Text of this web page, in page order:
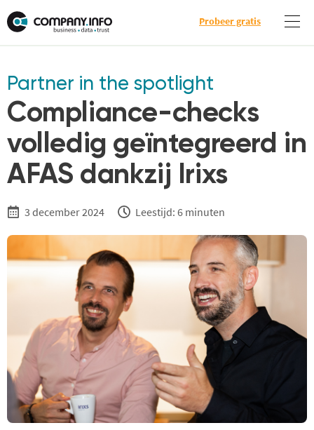
Probeer gratis
Partner in the spotlight
Compliance-checks
volledig geïntegreerd in
AFAS dankzij Irixs
3 december 2024 Leestijd: 6 minuten